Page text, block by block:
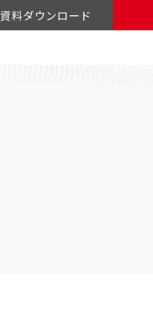
資料ダウンロード